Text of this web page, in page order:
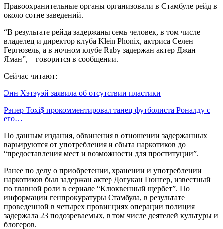
Правоохранительные органы организовали в Стамбуле рейд в
около сотне заведений.
“В результате рейда задержаны семь человек, в том числе
владелец и директор клуба Klein Phonix, актриса Селен
Гергюзель, а в ночном клубе Ruby задержан актер Джан
Яман”, – говорится в сообщении.
Сейчас читают:
Энн Хэтэуэй заявила об отсутствии пластики
Рэпер Toxi$ прокомментировал танец футболиста Роналду с
его…
По данным издания, обвинения в отношении задержанных
варьируются от употребления и сбыта наркотиков до
“предоставления мест и возможности для проституции”.
Ранее по делу о приобретении, хранении и употреблении
наркотиков был задержан актер Догукан Гюнгер, известный
по главной роли в сериале “Клюквенный щербет”. По
информации генпрокуратуры Стамбула, в результате
проведенной в четырех провинциях операции полиция
задержала 23 подозреваемых, в том числе деятелей культуры и
блогеров.